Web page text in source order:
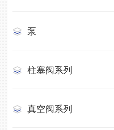
泵
柱塞阀系列
真空阀系列